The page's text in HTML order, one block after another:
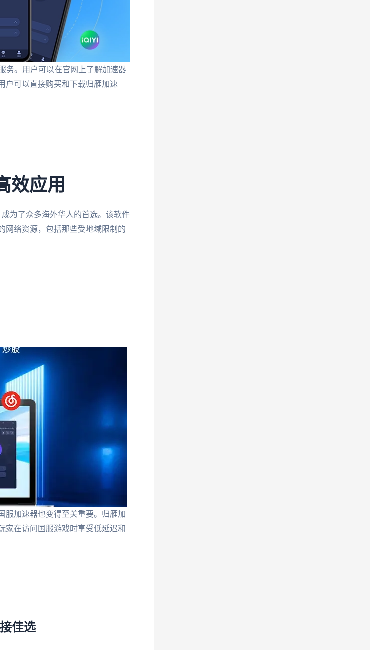
务。用户可以在官网上了解加速器
户可以直接购买和下载归雁加速
效应用
为了众多海外华人的首选。该软件
网络资源，包括那些受地域限制的
服加速器也变得至关重要。归雁加
家在访问国服游戏时享受低延迟和
佳选